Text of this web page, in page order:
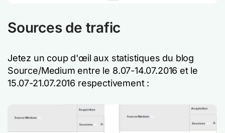
Sources de trafic
Jetez un coup d'œil aux statistiques du blog
Source/Medium entre le 8.07-14.07.2016 et le
15.07-21.07.2016 respectivement :